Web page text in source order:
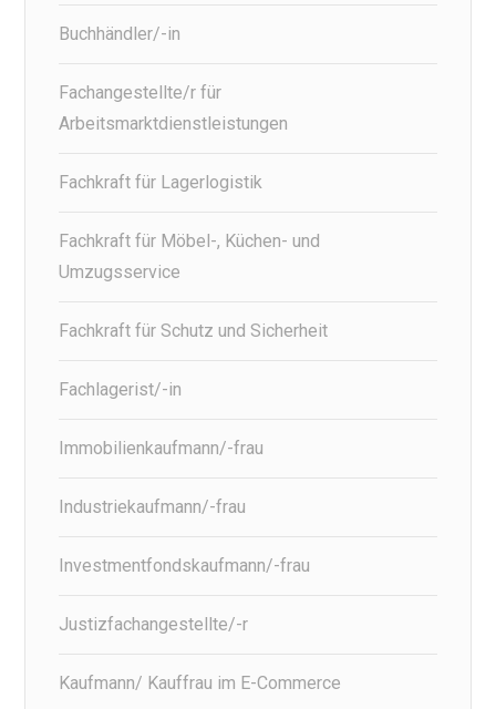
Buchhändler/-in
Fachangestellte/r für
Arbeitsmarktdienstleistungen
Fachkraft für Lagerlogistik
Fachkraft für Möbel-, Küchen- und
Umzugsservice
Fachkraft für Schutz und Sicherheit
Fachlagerist/-in
Immobilienkaufmann/-frau
Industriekaufmann/-frau
Investmentfondskaufmann/-frau
Justizfachangestellte/-r
Kaufmann/ Kauffrau im E-Commerce